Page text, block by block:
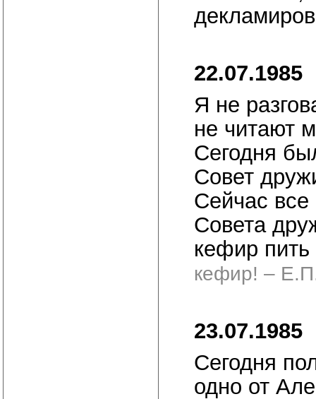
22.07.1985
Я не
не читают
Сегодня
Совет
Сейчас
Совета
кефир пить
кефир! –
23.07.1985
Сегодня
одно от